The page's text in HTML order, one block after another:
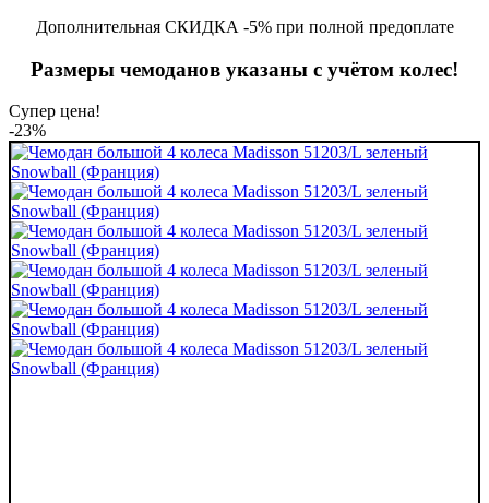
Дополнительная СКИДКА -5% при полной предоплате
Размеры чемоданов указаны с учётом колес!
Супер цена!
-23%